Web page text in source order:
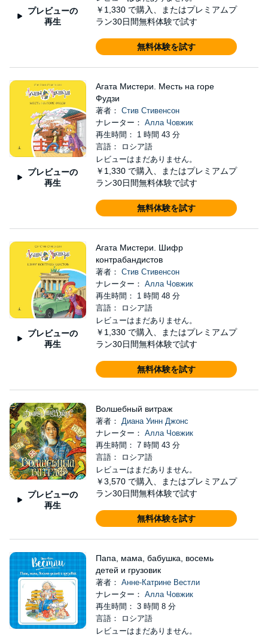
プレビューの
再生
￥1,330 で購入、またはプレミアムプ
ラン30日間無料体験で試す
無料体験を試す
プレビューの
再生
Агата Мистери. Месть на горе
Фудзи
著者： Стив Стивенсон
ナレーター： Алла Човжик
再生時間： 1 時間 43 分
言語： ロシア語
レビューはまだありません。
￥1,330 で購入、またはプレミアムプ
ラン30日間無料体験で試す
無料体験を試す
プレビューの
再生
Агата Мистери. Шифр
контрабандистов
著者： Стив Стивенсон
ナレーター： Алла Човжик
再生時間： 1 時間 48 分
言語： ロシア語
レビューはまだありません。
￥1,330 で購入、またはプレミアムプ
ラン30日間無料体験で試す
無料体験を試す
プレビューの
再生
Волшебный витраж
著者： Диана Уинн Джонс
ナレーター： Алла Човжик
再生時間： 7 時間 43 分
言語： ロシア語
レビューはまだありません。
￥3,570 で購入、またはプレミアムプ
ラン30日間無料体験で試す
無料体験を試す
Папа, мама, бабушка, восемь
детей и грузовик
著者： Анне-Катрине Вестли
ナレーター： Алла Човжик
再生時間： 3 時間 8 分
言語： ロシア語
レビューはまだありません。